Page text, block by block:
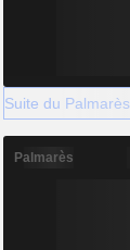
Suite du Palmarès
Palmarès